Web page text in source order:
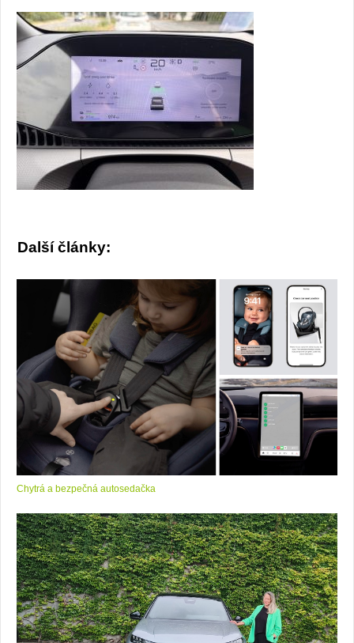
Další články:
Chytrá a bezpečná autosedačka